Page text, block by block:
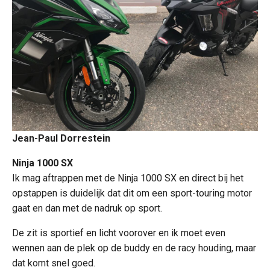
Jean-Paul Dorrestein
Ninja 1000 SX
Ik mag aftrappen met de Ninja 1000 SX en direct bij het
opstappen is duidelijk dat dit om een sport-touring motor
gaat en dan met de nadruk op sport.
De zit is sportief en licht voorover en ik moet even
wennen aan de plek op de buddy en de racy houding, maar
dat komt snel goed.